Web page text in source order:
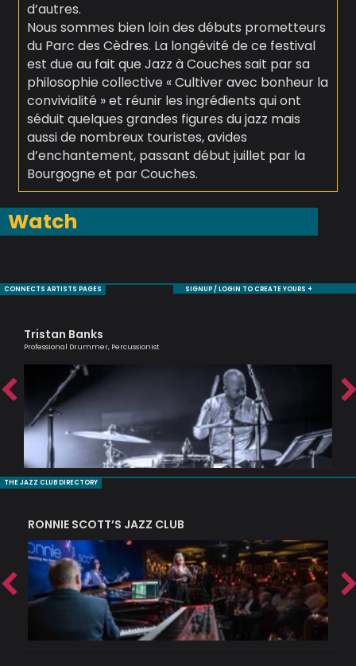
d’autres.
Nous sommes bien loin des débuts prometteurs
du Parc des Cèdres. La longévité de ce festival
est due au fait que Jazz à Couches sait par sa
philosophie collective « Cultiver avec bonheur la
convivialité » et réunir les ingrédients qui ont
séduit quelques grandes figures du jazz mais
aussi de nombreux touristes, avides
d’enchantement, passant début juillet par la
Bourgogne et par Couches.
Watch
CONNECTS ARTISTS PAGES SIGNUP / LOGIN TO CREATE YOURS +
Tristan Banks
Professional Drummer, Percussionist
THE JAZZ CLUB DIRECTORY
RONNIE SCOTT’S JAZZ CLUB